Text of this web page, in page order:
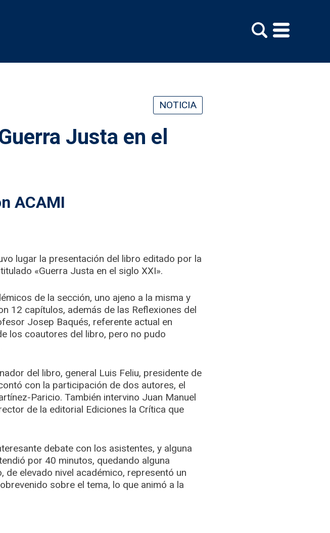
NOTICIA
Justa en el
ACAMI
lugar la presentación del libro editado por la
«Guerra Justa en el siglo XXI».
de la sección, uno ajeno a la misma y
12 capítulos, además de las Reflexiones del
Josep Baqués, referente actual en
los coautores del libro, pero no pudo
del libro, general Luis Feliu, presidente de
con la participación de dos autores, el
Paricio. También intervino Juan Manuel
de la editorial Ediciones la Crítica que
debate con los asistentes, y alguna
por 40 minutos, quedando alguna
elevado nivel académico, representó un
sobre el tema, lo que animó a la